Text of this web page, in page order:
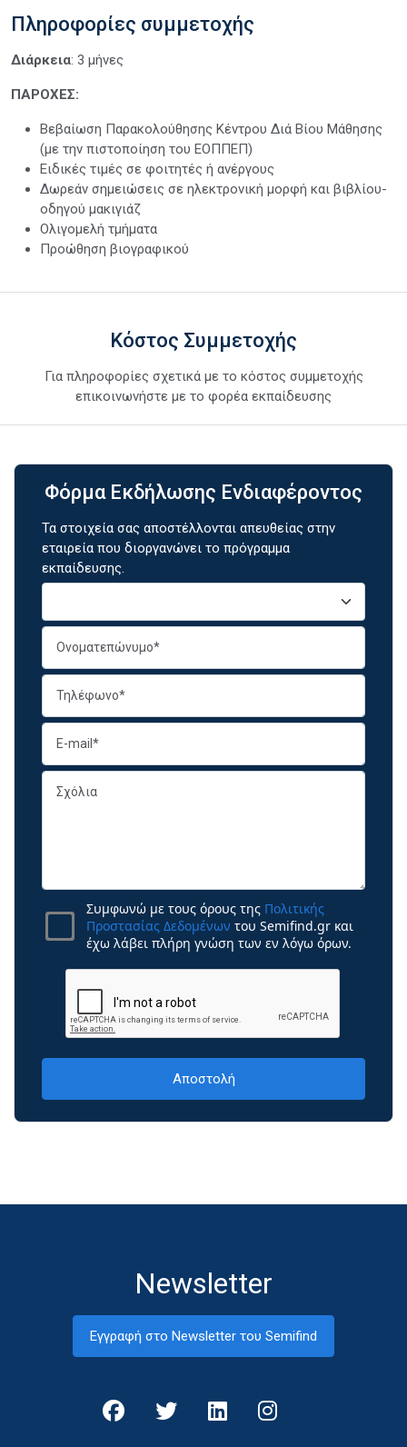
Πληροφορίες συμμετοχής
Διάρκεια: 3 μήνες
ΠΑΡΟΧΕΣ:
Βεβαίωση Παρακολούθησης Κέντρου Διά Βίου Μάθησης
(με την πιστοποίηση του ΕΟΠΠΕΠ)
Ειδικές τιμές σε φοιτητές ή ανέργους
Δωρεάν σημειώσεις σε ηλεκτρονική μορφή και βιβλίου-
οδηγού μακιγιάζ
Ολιγομελή τμήματα
Προώθηση βιογραφικού
Κόστος Συμμετοχής
Για πληροφορίες σχετικά με το κόστος συμμετοχής
επικοινωνήστε με το φορέα εκπαίδευσης
Φόρμα Εκδήλωσης Ενδιαφέροντος
Τα στοιχεία σας αποστέλλονται απευθείας στην
εταιρεία που διοργανώνει το πρόγραμμα
εκπαίδευσης.
Συμφωνώ με τους όρους της Πολιτικής
Προστασίας Δεδομένων του Semifind.gr και
έχω λάβει πλήρη γνώση των εν λόγω όρων.
Newsletter
Εγγραφή στο Newsletter του Semifind